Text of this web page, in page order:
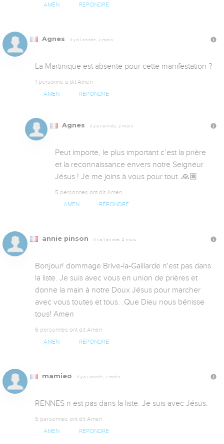
AMEN RÉPONDRE
Agnes Il y a 1 année, 2 mois
La Martinique est absente pour cette manifestation ?
1 personne a dit Amen
AMEN RÉPONDRE
Agnes Il y a 1 année, 2 mois
Peut importe, le plus important c’est la prière
et la reconnaissance envers notre Seigneur
Jésus ! Je me joins à vous pour tout. 🙏🏽
5 personnes ont dit Amen
AMEN RÉPONDRE
annie pinson Il y a 1 année, 2 mois
Bonjour! dommage Brive-la-Gaillarde n'est pas dans
la liste. Je suis avec vous en union de prières et
donne la main à notre Doux Jésus pour marcher
avec vous toutes et tous. .Que Dieu nous bénisse
tous! Amen
6 personnes ont dit Amen
AMEN RÉPONDRE
mamieo Il y a 1 année, 2 mois
RENNES n est pas dans la liste. Je suis avec Jésus.
5 personnes ont dit Amen
AMEN RÉPONDRE